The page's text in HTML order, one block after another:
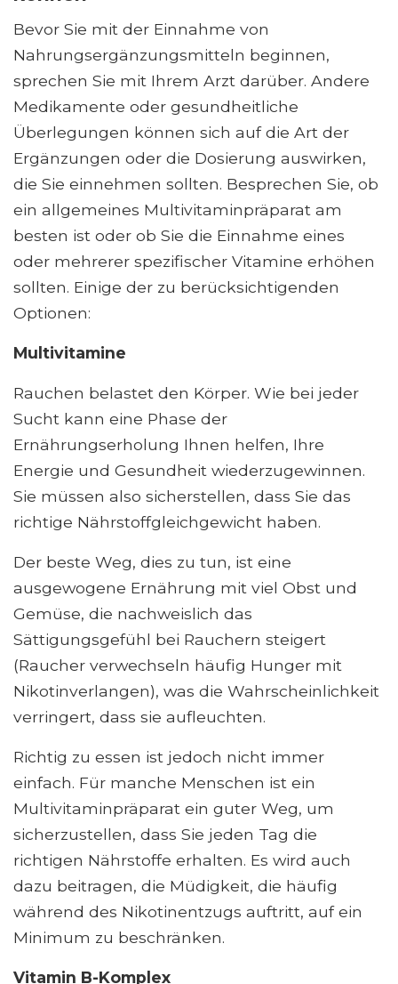
Bevor Sie mit der Einnahme von
Nahrungsergänzungsmitteln beginnen,
sprechen Sie mit Ihrem Arzt darüber. Andere
Medikamente oder gesundheitliche
Überlegungen können sich auf die Art der
Ergänzungen oder die Dosierung auswirken,
die Sie einnehmen sollten. Besprechen Sie, ob
ein allgemeines Multivitaminpräparat am
besten ist oder ob Sie die Einnahme eines
oder mehrerer spezifischer Vitamine erhöhen
sollten. Einige der zu berücksichtigenden
Optionen:
Multivitamine
Rauchen belastet den Körper. Wie bei jeder
Sucht kann eine Phase der
Ernährungserholung Ihnen helfen, Ihre
Energie und Gesundheit wiederzugewinnen.
Sie müssen also sicherstellen, dass Sie das
richtige Nährstoffgleichgewicht haben.
Der beste Weg, dies zu tun, ist eine
ausgewogene Ernährung mit viel Obst und
Gemüse, die nachweislich das
Sättigungsgefühl bei Rauchern steigert
(Raucher verwechseln häufig Hunger mit
Nikotinverlangen), was die Wahrscheinlichkeit
verringert, dass sie aufleuchten.
Richtig zu essen ist jedoch nicht immer
einfach. Für manche Menschen ist ein
Multivitaminpräparat ein guter Weg, um
sicherzustellen, dass Sie jeden Tag die
richtigen Nährstoffe erhalten. Es wird auch
dazu beitragen, die Müdigkeit, die häufig
während des Nikotinentzugs auftritt, auf ein
Minimum zu beschränken.
Vitamin B-Komplex